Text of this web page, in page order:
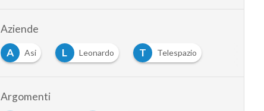
Aziende
A
Asi L Leonardo T Telespazio
Argomenti